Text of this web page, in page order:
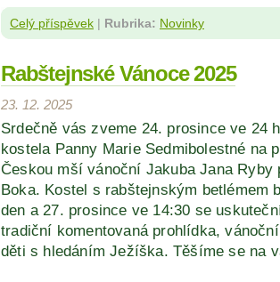
Celý příspěvek | Rubrika: Novinky
Rabštejnské Vánoce 2025
23. 12. 2025
Srdečně vás zveme 24. prosince ve 24
kostela Panny Marie Sedmibolestné na
Českou mší vánoční Jakuba Jana Ryby
Boka. Kostel s rabštejnským betlémem
den a 27. prosince ve 14:30 se
tradiční komentovaná prohlídka,
děti s hledáním Ježíška. Těšíme se na